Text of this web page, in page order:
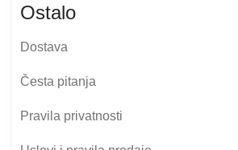
Ostalo
Dostava
Česta pitanja
Pravila privatnosti